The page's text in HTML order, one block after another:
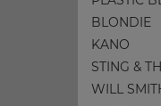
BLONDIE
KANO
STING &
WILL